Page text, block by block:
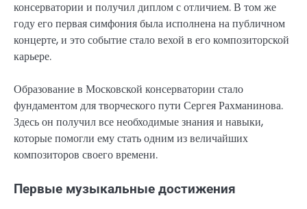
консерватории и получил диплом с отличием. В том же
году его первая симфония была исполнена на публичном
концерте, и это событие стало вехой в его композиторской
карьере.
Образование в Московской консерватории стало
фундаментом для творческого пути Сергея Рахманинова.
Здесь он получил все необходимые знания и навыки,
которые помогли ему стать одним из величайших
композиторов своего времени.
Первые музыкальные достижения